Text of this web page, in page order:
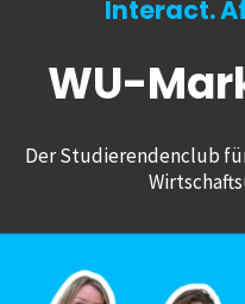
Interact.
WU-
Der Studierendenclub